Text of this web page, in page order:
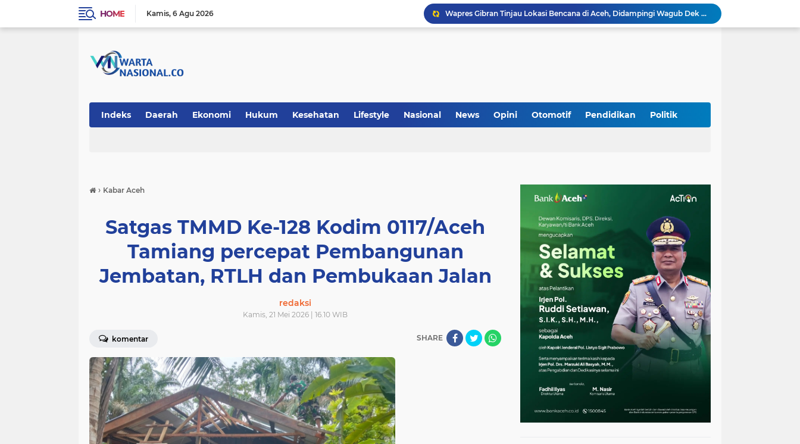
HOME Kamis 6 Agu 2026
Wapres Gibran Tinjau Lokasi Bencana di Aceh, Didampingi Wagub Dek Fadh
Program Daily Riding Impression Berlanjut, New Honda Vario EVO 160 Temani Mobilitas Harian Peserta
Koramil Seulimeum Hadiri Rapat Persiapan HUT Ke-81 Kemerdekaan RI Tingkat Kecamatan
Indeks Daerah Ekonomi Hukum Kesehatan Lifestyle Nasional News Opini Otomotif Pendidikan Politik
› Kabar Aceh
Satgas TMMD Ke-128 Kodim 0117/Aceh
Tamiang percepat Pembangunan
Jembatan, RTLH dan Pembukaan Jalan
redaksi
Kamis, 21 Mei 2026 | 16.10 WIB
komentar SHARE